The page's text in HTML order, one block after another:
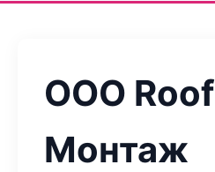
ООО Roof
Монтаж